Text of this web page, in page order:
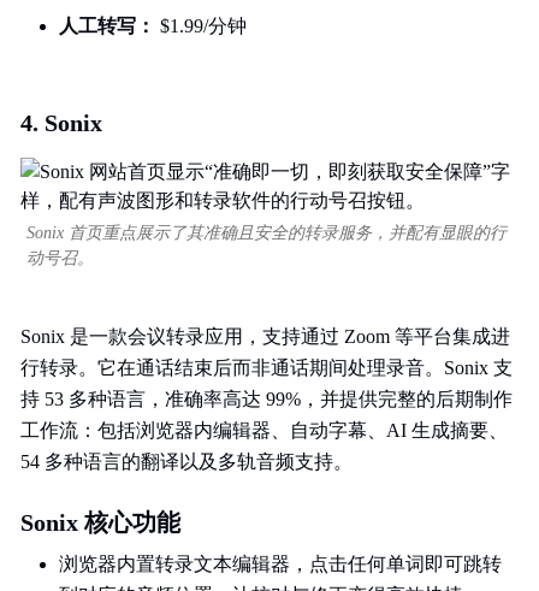
人工转写： $1.99/分钟
4. Sonix
Sonix 首页重点展示了其准确且安全的转录服务，并配有显眼的行
动号召。
Sonix 是一款会议转录应用，支持通过 Zoom 等平台集成进
行转录。它在通话结束后而非通话期间处理录音。Sonix 支
持 53 多种语言，准确率高达 99%，并提供完整的后期制作
工作流：包括浏览器内编辑器、自动字幕、AI 生成摘要、
54 多种语言的翻译以及多轨音频支持。
Sonix 核心功能
浏览器内置转录文本编辑器，点击任何单词即可跳转